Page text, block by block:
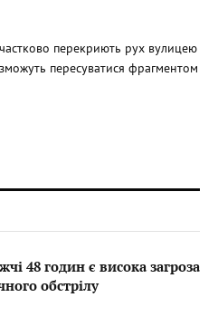
перекриють рух вулицею
пересуватися фрагментом
48 годин є висока загроза
обстрілу